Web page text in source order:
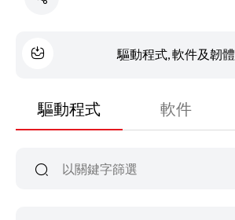
驅動程式, 軟件及韌體
驅動程式 軟件